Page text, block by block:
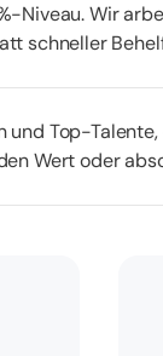
Niveau. Wir
schneller
Top-
Wert oder